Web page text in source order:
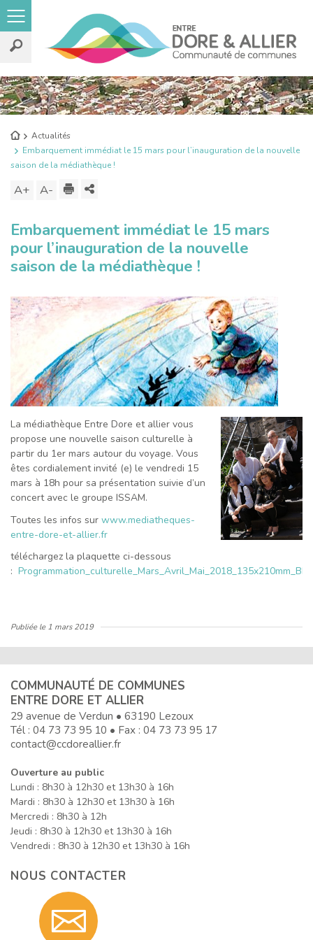
Rechercher
sur
le
site
Retour
à
l'accueil
Actualités
Embarquement immédiat le 15 mars pour l’inauguration de la nouvelle
saison de la médiathèque !
A+ Augmenter
taille
du
texte
A- Diminuer
taille
du
texte
Imprimer
contenu
Embarquement immédiat le 15 mars
pour l’inauguration de la nouvelle
saison de la médiathèque !
La médiathèque Entre Dore et allier vous
propose une nouvelle saison culturelle à
partir du 1er mars autour du voyage. Vous
êtes cordialement invité (e) le vendredi 15
mars à 18h pour sa présentation suivie d’un
concert avec le groupe ISSAM.
Toutes les infos sur www.mediatheques-
entre-dore-et-allier.fr
téléchargez la plaquette ci-dessous
: Programmation_culturelle_Mars_Avril_Mai_2018_135x210mm_BD
Publiée le1 mars 2019
COMMUNAUTÉ DE COMMUNES
ENTRE DORE ET ALLIER
29 avenue de Verdun • 63190 Lezoux
Tél : 04 73 73 95 10 • Fax : 04 73 73 95 17
contact@ccdoreallier.fr
Ouverture au public
Lundi : 8h30 à 12h30 et 13h30 à 16h
Mardi : 8h30 à 12h30 et 13h30 à 16h
Mercredi : 8h30 à 12h
Jeudi : 8h30 à 12h30 et 13h30 à 16h
Vendredi : 8h30 à 12h30 et 13h30 à 16h
NOUS CONTACTER